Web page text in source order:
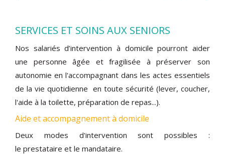
SERVICES ET SOINS AUX SENIORS
Nos salariés d’intervention à domicile pourront aider
une personne âgée et fragilisée à préserver son
autonomie en l'accompagnant dans les actes essentiels
de la vie quotidienne en toute sécurité (lever, coucher,
l'aide à la toilette, préparation de repas...).
Aide et accompagnement à domicile
Deux modes d'intervention sont possibles :
le prestataire et le mandataire.